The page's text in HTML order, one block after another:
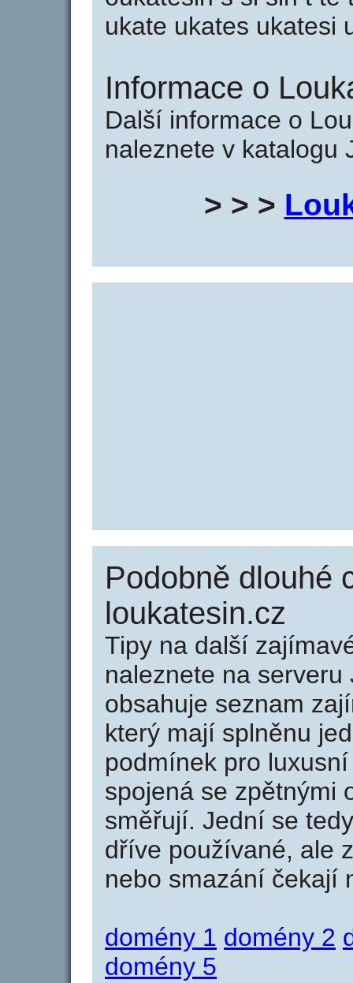
ukate ukates ukatesi
Informace o
Další informace o
naleznete v katalogu
> > >
Podobně dlouhé
loukatesin.cz
Tipy na další
naleznete na serveru
obsahuje seznam
který mají splněnu
podmínek pro
spojená se zpětnými
směřují. Jední se
dříve používané, ale
nebo smazání čekají
domény 1 domény 2
domény 5